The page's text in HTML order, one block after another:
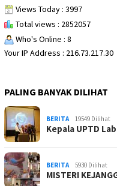
Views Today : 3997
Total views : 2852057
Who's Online : 8
Your IP Address : 216.73.217.30
PALING BANYAK DILIHAT
BERITA 19549 Dilihat
Kepala UPTD
BERITA 5930 Dilihat
MISTERI